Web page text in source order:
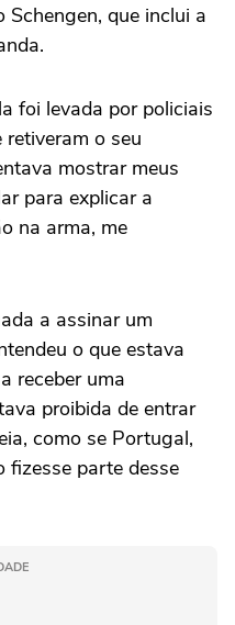
Schengen, que inclui a
foi levada por policiais
o seu
mostrar meus
para explicar a
na arma, me
a assinar um
o que estava
receber uma
proibida de entrar
como se Portugal,
fizesse parte desse